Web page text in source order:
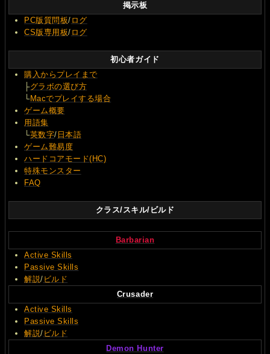
掲示板
PC版質問板/ ログ
CS版専用板/ ログ
初心者ガイド
購入からプレイまで
├グラボの選び方
└Macでプレイする場合
ゲーム概要
用語集
└英数字/ 日本語
ゲーム難易度
ハードコアモード(HC)
特殊モンスター
FAQ
クラス/スキル/ビルド
Barbarian
Active Skills
Passive Skills
解説/ ビルド
Crusader
Active Skills
Passive Skills
解説/ ビルド
Demon Hunter